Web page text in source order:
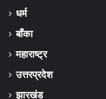
धर्म
बाँका
महाराष्ट्र
उत्तरप्रदेश
झारखंड